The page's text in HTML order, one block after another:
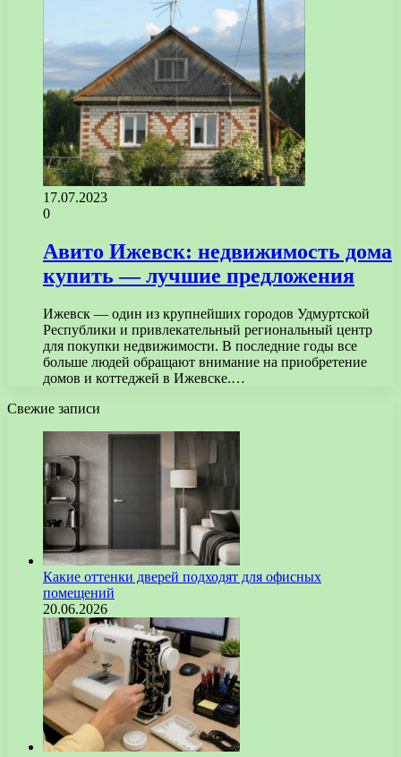
17.07.2023
0
Авито Ижевск: недвижимость дома
купить — лучшие предложения
Ижевск — один из крупнейших городов Удмуртской
Республики и привлекательный региональный центр
для покупки недвижимости. В последние годы все
больше людей обращают внимание на приобретение
домов и коттеджей в Ижевске.…
Свежие записи
Какие оттенки дверей подходят для офисных
помещений
20.06.2026